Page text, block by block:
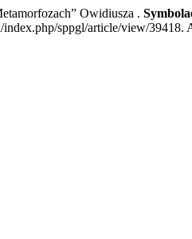
Owidiusza .
sppgl/article/view/39418.